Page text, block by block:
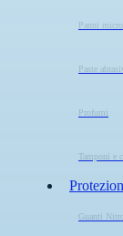
Panni
Paste
Profumi
Tamponi e
Guanti